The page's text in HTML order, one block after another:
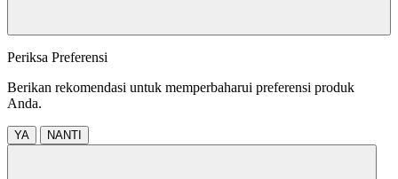
Periksa Preferensi
Berikan rekomendasi untuk memperbaharui preferensi produk
Anda.
YA NANTI